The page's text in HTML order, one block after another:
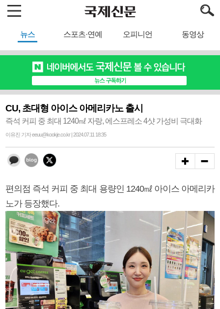
뉴스 스포츠·연예 오피니언 동영상
CU, 초대형 아이스 아메리카노 출시
즉석 커피 중 최대 1240㎖ 자랑, 에스프레소 4샷 가성비 극대화
이유진 기자 eeuu@kookje.co.kr | 2024.07.11 18:35
편의점 즉석 커피 중 최대 용량인 1240㎖ 아이스 아메리카
노가 등장했다.